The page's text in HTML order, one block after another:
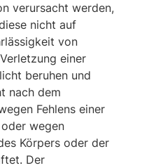
verursacht werden,
nicht auf
von
einer
beruhen und
nach dem
Fehlens einer
wegen
Körpers oder der
Der